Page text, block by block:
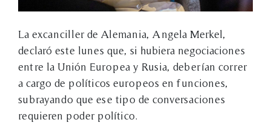
La excanciller de Alemania, Angela Merkel,
declaró este lunes que, si hubiera negociaciones
entre la Unión Europea y Rusia, deberían correr
a cargo de políticos europeos en funciones,
subrayando que ese tipo de conversaciones
requieren poder político.